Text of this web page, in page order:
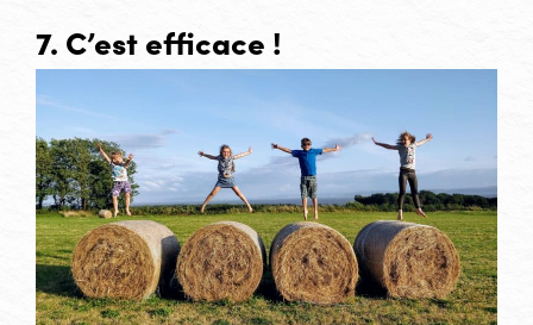
7. C’est efficace !